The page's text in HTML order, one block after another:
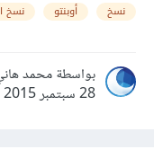
نسخ أوبنتو نسخ
بواسطة محمد
28 سبتمبر 2015